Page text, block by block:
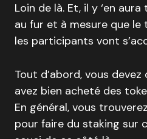
Loin de là. Et, il y ‘en
au fur et à mesure que
les participants vont
Tout d’abord, vous
avez bien acheté des
En général, vous
pour faire du staking sur